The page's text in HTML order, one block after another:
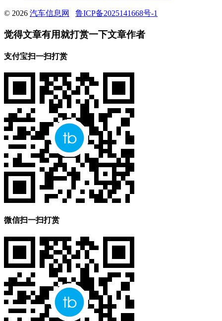
© 2026 汽车信息网 鲁ICP备2025141668号-1
觉得文章有用就打赏一下文章作者
支付宝扫一扫打赏
微信扫一扫打赏